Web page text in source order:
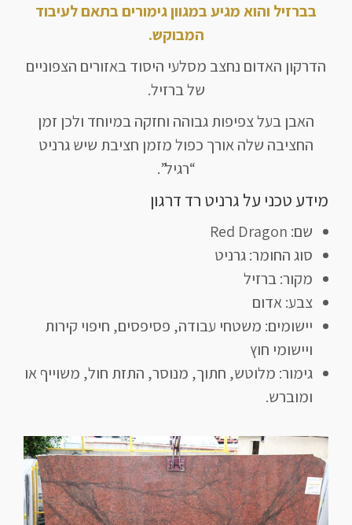
בברזיל והוא מגיע במגוון גימורים בתאם לעיבוד
המבוקש.
הדרקון האדום נחצב מסלעי היסוד באזורים הצפוניים
של ברזיל.
האבן בעל צפיפות גבוהה וחזקה במיוחד ולכן זמן
החציבה שלה אורך כפול מזמן חציבת שיש גרניט
“רגיל”.
מידע טכני על גרניט רד דרגון
שם: Red Dragon
סוג החומר: גרניט
מקור: ברזיל
צבע: אדום
יישומים: משטחי עבודה, פסיפסים, חיפוי קירות
ויישומי חוץ
גימור: מלוטש, חתוך, מנוסר, התזת חול, משוייף או
ומוברש.